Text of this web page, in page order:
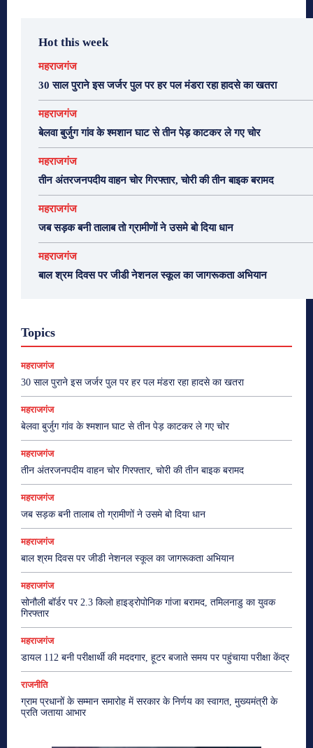
Hot this week
महराजगंज
30 साल पुराने इस जर्जर पुल पर हर पल मंडरा रहा हादसे का खतरा
महराजगंज
बेलवा बुर्जुग गांव के श्मशान घाट से तीन पेड़ काटकर ले गए चोर
महराजगंज
तीन अंतरजनपदीय वाहन चोर गिरफ्तार, चोरी की तीन बाइक बरामद
महराजगंज
जब सड़क बनी तालाब तो ग्रामीणों ने उसमे बो दिया धान
महराजगंज
बाल श्रम दिवस पर जीडी नेशनल स्कूल का जागरूकता अभियान
Topics
महराजगंज
30 साल पुराने इस जर्जर पुल पर हर पल मंडरा रहा हादसे का खतरा
महराजगंज
बेलवा बुर्जुग गांव के श्मशान घाट से तीन पेड़ काटकर ले गए चोर
महराजगंज
तीन अंतरजनपदीय वाहन चोर गिरफ्तार, चोरी की तीन बाइक बरामद
महराजगंज
जब सड़क बनी तालाब तो ग्रामीणों ने उसमे बो दिया धान
महराजगंज
बाल श्रम दिवस पर जीडी नेशनल स्कूल का जागरूकता अभियान
महराजगंज
सोनौली बॉर्डर पर 2.3 किलो हाइड्रोपोनिक गांजा बरामद, तमिलनाडु का युवक
गिरफ्तार
महराजगंज
डायल 112 बनी परीक्षार्थी की मददगार, हूटर बजाते समय पर पहुंचाया परीक्षा केंद्र
राजनीति
ग्राम प्रधानों के सम्मान समारोह में सरकार के निर्णय का स्वागत, मुख्यमंत्री के
प्रति जताया आभार